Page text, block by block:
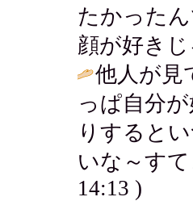
たかった
顔が好き
他人が見
っぱ自分
りすると
いな～す
14:13 )